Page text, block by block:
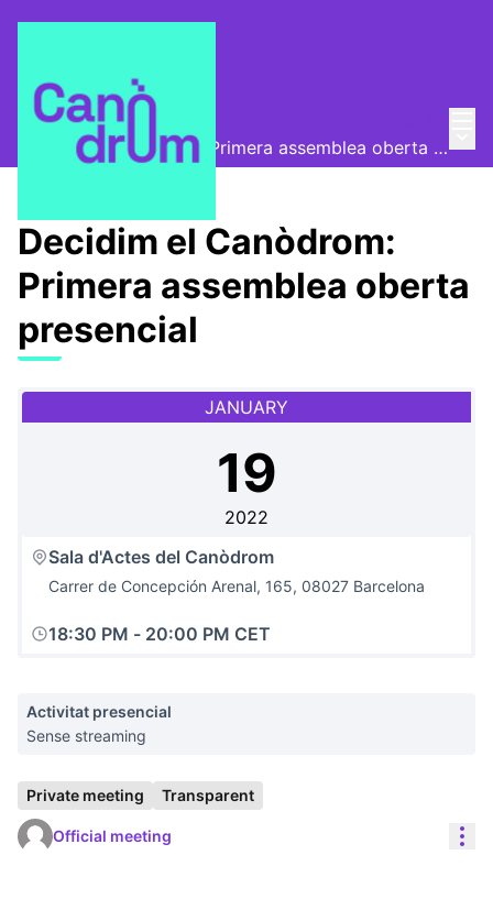
Convocatòries
Decidim el Canòdrom: Primera assemblea oberta presencial
Decidim el Canòdrom:
Primera assemblea oberta
presencial
JANUARY
19
2022
Sala d'Actes del Canòdrom
Carrer de Concepción Arenal, 165, 08027 Barcelona
18:30 PM - 20:00 PM CET
Activitat presencial
Sense streaming
Private meeting Transparent
Official meeting